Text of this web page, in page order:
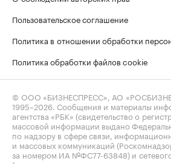
Пользовательское соглашение
Политика в отношении обработки
Политика обработки файлов cookie
© ООО «БИЗНЕСПРЕСС», АО
1995–2026. Сообщения и материалы
агентства «РБК» (свидетельство о
массовой информации выдано
по надзору в сфере связи,
и массовых коммуникаций
за номером ИА №ФС77-63848) и